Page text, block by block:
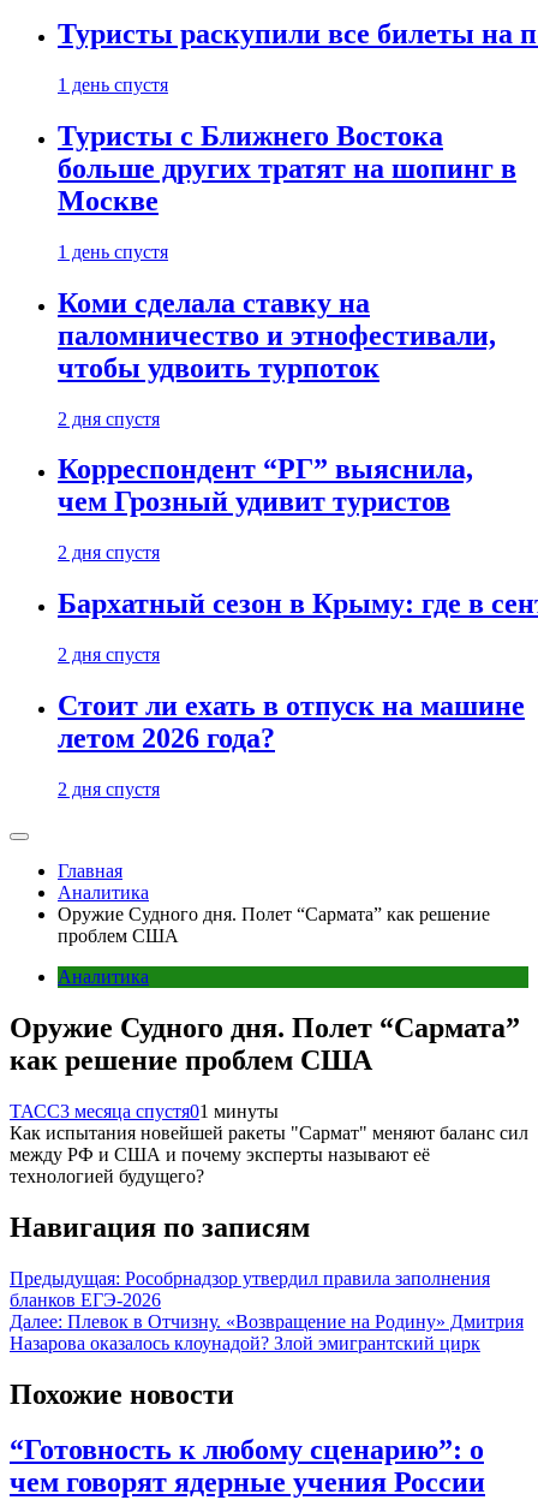
Туристы раскупили все билеты на
1 день спустя
Туристы с Ближнего Востока
больше других тратят на шопинг в
Москве
1 день спустя
Коми сделала ставку на
паломничество и этнофестивали,
чтобы удвоить турпоток
2 дня спустя
Корреспондент “РГ” выяснила,
чем Грозный удивит туристов
2 дня спустя
Бархатный сезон в Крыму: где в
2 дня спустя
Стоит ли ехать в отпуск на машине
летом 2026 года?
2 дня спустя
Главная
Аналитика
Оружие Судного дня. Полет “Сармата” как решение
проблем США
Аналитика
Оружие Судного дня. Полет “Сармата”
как решение проблем США
ТАСС3 месяца спустя01 минуты
Как испытания новейшей ракеты "Сармат" меняют баланс сил
между РФ и США и почему эксперты называют её
технологией будущего?
Навигация по записям
Предыдущая: Рособрнадзор утвердил правила заполнения
бланков ЕГЭ-2026
Далее: Плевок в Отчизну. «Возвращение на Родину» Дмитрия
Назарова оказалось клоунадой? Злой эмигрантский цирк
Похожие новости
“Готовность к любому сценарию”: о
чем говорят ядерные учения России